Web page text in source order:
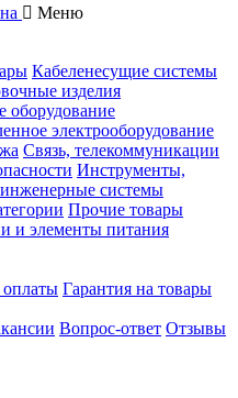
Меню
Кабеленесущие системы
изделия
оборудование
электрооборудование
Связь, телекоммуникации
Инструменты,
системы
Прочие товары
и элементы питания
оплаты Гарантия на товары
Вопрос-ответ Отзывы